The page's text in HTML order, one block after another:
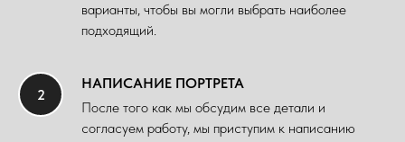
варианты, чтобы вы могли выбрать наиболее
подходящий.
НАПИСАНИЕ ПОРТРЕТА
После того как мы обсудим все детали и
согласуем работу, мы приступим к написанию